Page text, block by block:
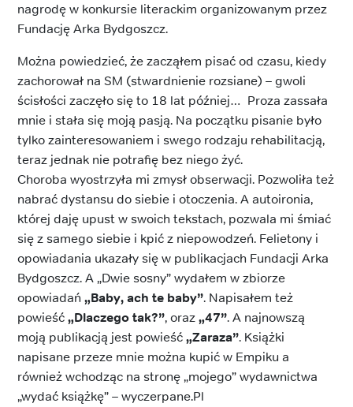
nagrodę w konkursie literackim organizowanym przez
Fundację Arka Bydgoszcz.
Można powiedzieć, że zacząłem pisać od czasu, kiedy
zachorował na SM (stwardnienie rozsiane) – gwoli
ścisłości zaczęło się to 18 lat później… Proza zassała
mnie i stała się moją pasją. Na początku pisanie było
tylko zainteresowaniem i swego rodzaju rehabilitacją,
teraz jednak nie potrafię bez niego żyć.
Choroba wyostrzyła mi zmysł obserwacji. Pozwoliła też
nabrać dystansu do siebie i otoczenia. A autoironia,
której daję upust w swoich tekstach, pozwala mi śmiać
się z samego siebie i kpić z niepowodzeń. Felietony i
opowiadania ukazały się w publikacjach Fundacji Arka
Bydgoszcz. A „Dwie sosny” wydałem w zbiorze
opowiadań „Baby, ach te baby”. Napisałem też
powieść„Dlaczego tak?”, oraz„47”. A najnowszą
moją publikacją jest powieść„Zaraza”. Książki
napisane przeze mnie można kupić w Empiku a
również wchodząc na stronę „mojego” wydawnictwa
„wydać książkę” – wyczerpane.Pl